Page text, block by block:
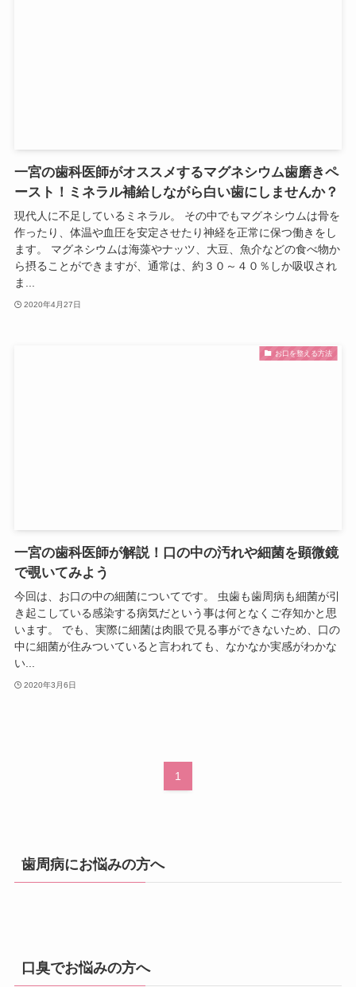
一宮の歯科医師がオススメするマグネシウム歯磨きペ
ースト！ミネラル補給しながら白い歯にしませんか？
現代人に不足しているミネラル。 その中でもマグネシウムは骨を
作ったり、体温や血圧を安定させたり神経を正常に保つ働きをし
ます。 マグネシウムは海藻やナッツ、大豆、魚介などの食べ物か
ら摂ることができますが、通常は、約３０～４０％しか吸収され
ま...
2020年4月27日
お口を整える方法
一宮の歯科医師が解説！口の中の汚れや細菌を顕微鏡
で覗いてみよう
今回は、お口の中の細菌についてです。 虫歯も歯周病も細菌が引
き起こしている感染する病気だという事は何となくご存知かと思
います。 でも、実際に細菌は肉眼で見る事ができないため、口の
中に細菌が住みついていると言われても、なかなか実感がわかな
い...
2020年3月6日
1
歯周病にお悩みの方へ
口臭でお悩みの方へ